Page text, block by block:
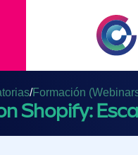
/Formación
Shopify: